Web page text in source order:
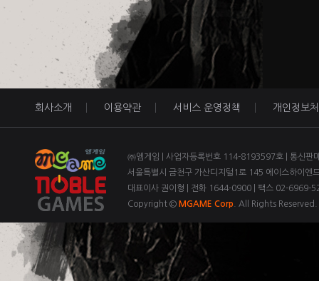
회사소개 이용약관 서비스 운영정책 개인정보
㈜엠게임 | 사업자등록번호 114-8193597호 | 통신판
서울특별시 금천구 가산디지털1로 145 에이스하이엔
대표이사 권이형 | 전화 1644-0900 | 팩스 02-6969-
Copyright © MGAME Corp . All Rights Reserved.